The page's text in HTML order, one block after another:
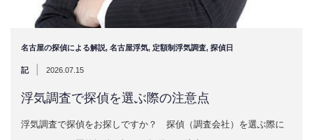
名古屋の探偵による解説, 名古屋浮気, 定額制浮気調査, 探偵日
記 2026.07.15
浮気調査で探偵を選ぶ際の注意点
浮気調査で探偵をお探しですか？ 探偵（調査会社）を選ぶ際に